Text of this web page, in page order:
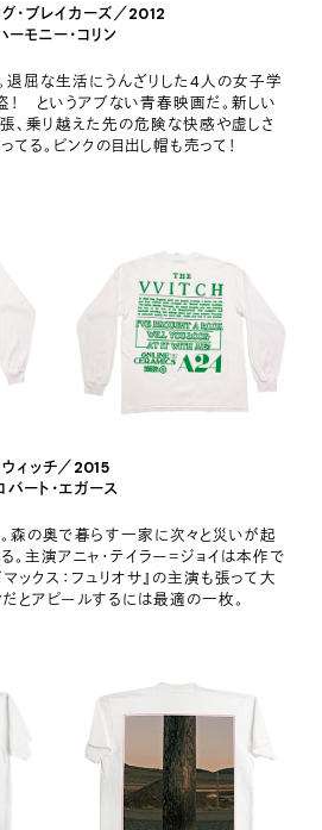
グ・ブレイカーズ／2012
ーモニー・コリン
屈な生活にうんざりした4人の女子学
！ というアブない青春映画だ。新しい
、乗り越えた先の危険な快感や虚しさ
てる。ピンクの目出し帽も売って！
ウィッチ／2015
バート・エガース
森の奥で暮らす一家に次々と災いが起
。主演アニャ・テイラー＝ジョイは本作で
ックス：フュリオサ』の主演も張って大
とアピールするには最適の一枚。